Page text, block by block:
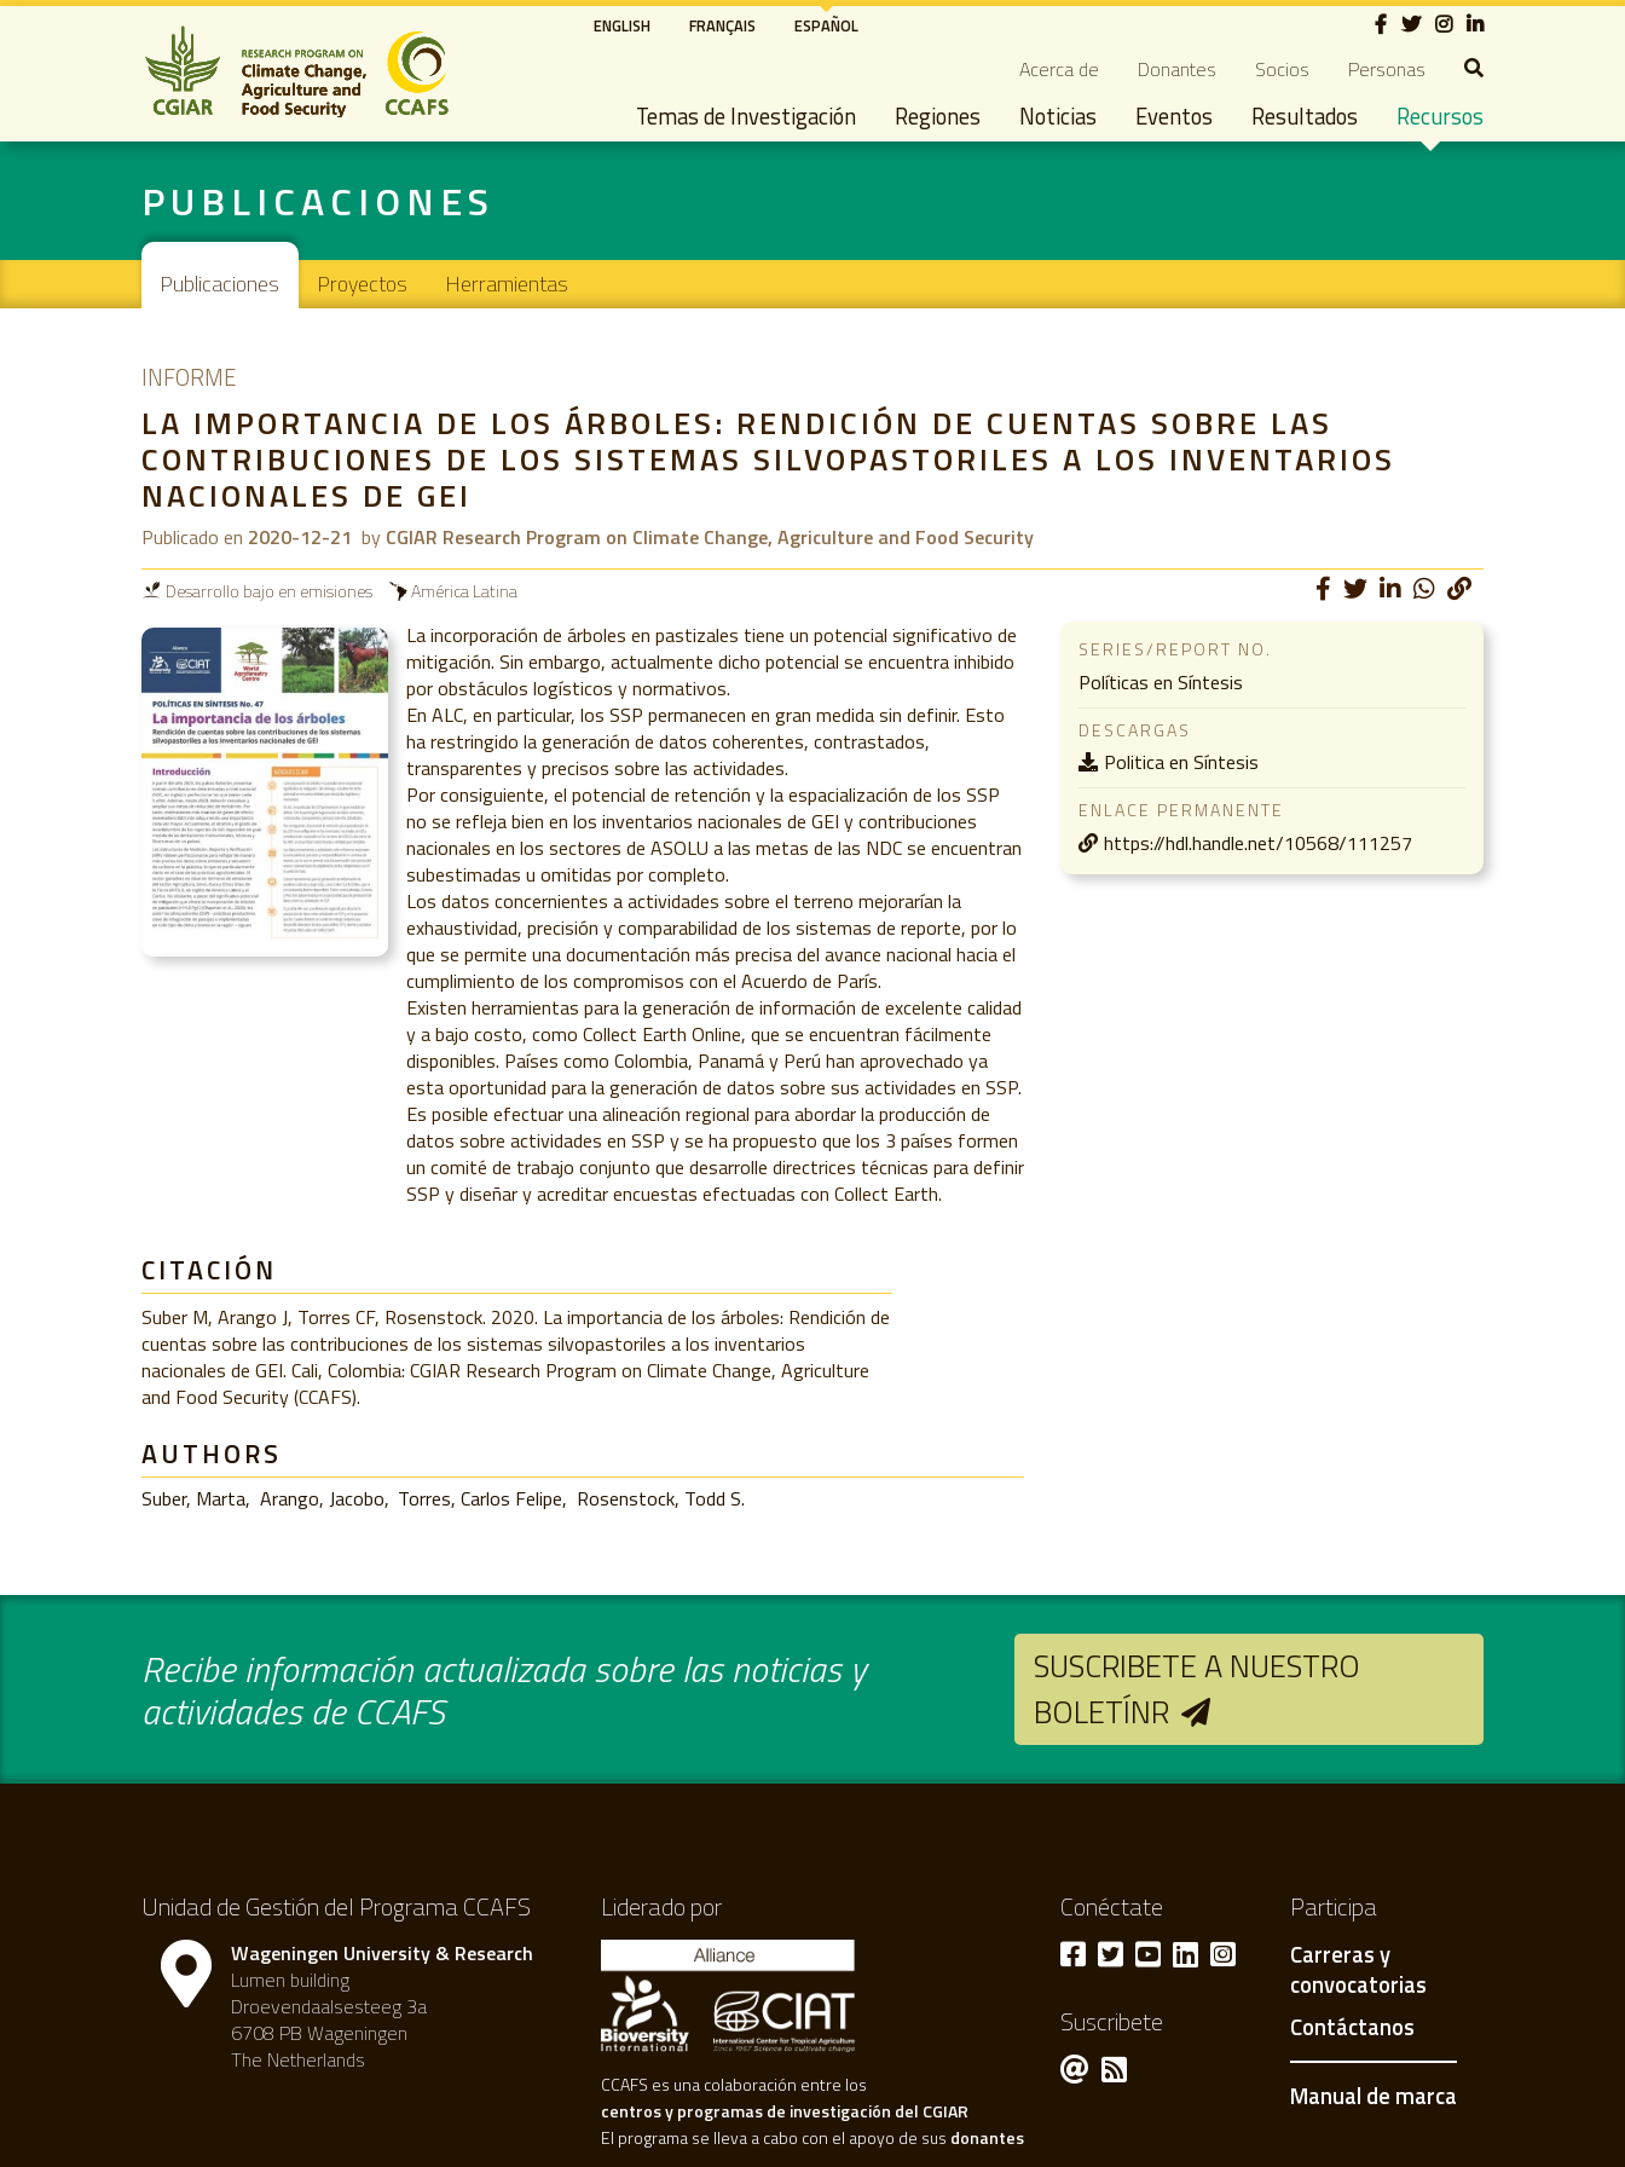
Pasar
principal
ENGLISH FRANÇAIS ESPAÑOL Social
Secondary navigation
Acerca de Donantes Socios Personas
Main navigation
Temas de Investigación Regiones Noticias Eventos Resultados Recursos
PUBLICACIONES
Main navigation
Publicaciones Proyectos Herramientas
INFORME
LA IMPORTANCIA DE LOS ÁRBOLES: RENDICIÓN DE CUENTAS SOBRE LAS
CONTRIBUCIONES DE LOS SISTEMAS SILVOPASTORILES A LOS INVENTARIOS
NACIONALES DE GEI
Publicado en 2020-12-21 by CGIAR Research Program on Climate Change, Agriculture and Food Security
Desarrollo bajo en emisiones América Latina
La incorporación de árboles en pastizales tiene un potencial significativo de
mitigación. Sin embargo, actualmente dicho potencial se encuentra inhibido
por obstáculos logísticos y normativos.
En ALC, en particular, los SSP permanecen en gran medida sin definir. Esto
ha restringido la generación de datos coherentes, contrastados,
transparentes y precisos sobre las actividades.
Por consiguiente, el potencial de retención y la espacialización de los SSP
no se refleja bien en los inventarios nacionales de GEI y contribuciones
nacionales en los sectores de ASOLU a las metas de las NDC se encuentran
subestimadas u omitidas por completo.
Los datos concernientes a actividades sobre el terreno mejorarían la
exhaustividad, precisión y comparabilidad de los sistemas de reporte, por lo
que se permite una documentación más precisa del avance nacional hacia el
cumplimiento de los compromisos con el Acuerdo de París.
Existen herramientas para la generación de información de excelente calidad
y a bajo costo, como Collect Earth Online, que se encuentran fácilmente
disponibles. Países como Colombia, Panamá y Perú han aprovechado ya
esta oportunidad para la generación de datos sobre sus actividades en SSP.
Es posible efectuar una alineación regional para abordar la producción de
datos sobre actividades en SSP y se ha propuesto que los 3 países formen
un comité de trabajo conjunto que desarrolle directrices técnicas para definir
SSP y diseñar y acreditar encuestas efectuadas con Collect Earth.
CITACIÓN
Suber M, Arango J, Torres CF, Rosenstock. 2020. La importancia de los árboles: Rendición de
cuentas sobre las contribuciones de los sistemas silvopastoriles a los inventarios
nacionales de GEI. Cali, Colombia: CGIAR Research Program on Climate Change, Agriculture
and Food Security (CCAFS).
AUTHORS
Suber, Marta Arango, Jacobo Torres, Carlos Felipe Rosenstock, Todd S.
SERIES/REPORT NO.
Políticas en Síntesis
DESCARGAS
Politica en Síntesis
ENLACE PERMANENTE
https://hdl.handle.net/10568/111257
Recibe información actualizada sobre las noticias y
actividades de CCAFS
SUSCRIBETE A NUESTRO
BOLETÍNR
Unidad de Gestión del Programa CCAFS
Wageningen University & Research
Lumen building
Droevendaalsesteeg 3a
6708 PB Wageningen
The Netherlands
Liderado por
CCAFS es una colaboración entre los
centros y programas de investigación del CGIAR
El programa se lleva a cabo con el apoyo de sus donantes
Conéctate
Suscribete
Participa
Carreras y
convocatorias
Contáctanos
Manual de marca